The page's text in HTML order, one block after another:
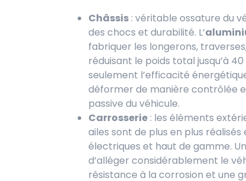
Châssis : véritable ossature du
des chocs et durabilité. L’
fabriquer les longerons,
réduisant le poids total jusqu’à
seulement l’efficacité
déformer de manière contrôlée
passive du véhicule.
Carrosserie : les éléments
ailes sont de plus en plus
électriques et haut de gamme.
d’alléger considérablement le
résistance à la corrosion et une